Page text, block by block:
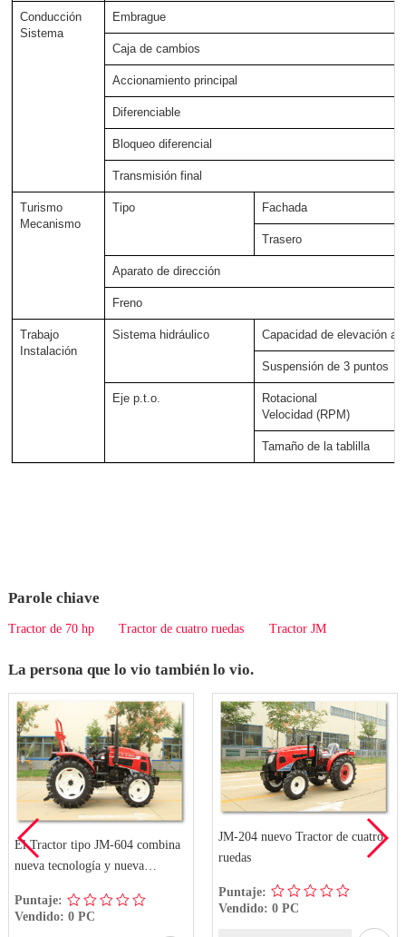
Conducción
Sistema
Embrague
Caja de cambios
Accionamiento principal
Diferenciable
Bloqueo diferencial
Transmisión final
Turismo
Mecanismo
Tipo Fachada
Trasero
Aparato de dirección
Freno
Trabajo
Instalación
Sistema hidráulico Capacidad de elevación a
Suspensión de 3 puntos
Eje p.t.o.
Rotacional
Velocidad (RPM)
Tamaño de la tablilla
Parole chiave
Tractor de 70 hp Tractor de cuatro ruedas Tractor JM
La persona que lo vio también lo vio.
El Tractor tipo JM-604 combina
nueva tecnología y nueva
Puntaje:
Vendido: 0 PC
JM-204 nuevo Tractor de cuatro
ruedas
Puntaje:
Vendido: 0 PC